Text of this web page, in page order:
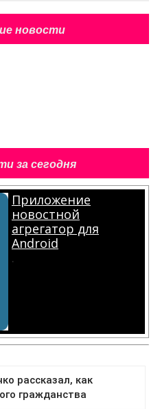
новости
за сегодня
Приложение
новостной
агрегатор для
Android
.